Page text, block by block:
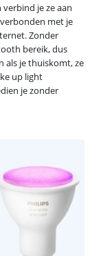
je ze aan
met je
Zonder
bereik, dus
als je thuiskomt, ze
up light
je zonder